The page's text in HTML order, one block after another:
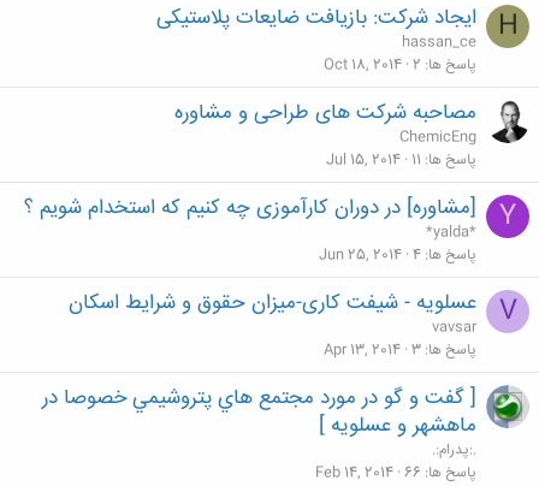
H ایجاد شرکت: بازیافت ضایعات پلاستیکی
hassan_ce
پاسخ ها 2
Oct 18, 2014
مصاحبه شرکت های طراحی و مشاوره
ChemicEng
پاسخ ها 11
Jul 15, 2014
Y [مشاوره] در دوران کارآموزی چه کنیم که استخدام شویم ؟
*yalda*
پاسخ ها 4
Jun 25, 2014
V عسلويه - شیفت کاری-میزان حقوق و شرایط اسکان
vavsar
پاسخ ها 3
Apr 13, 2014
[ گفت و گو در مورد مجتمع هاي پتروشيمي خصوصا در
ماهشهر و عسلويه ]
.:پدرام:.
پاسخ ها 66
Feb 14, 2014